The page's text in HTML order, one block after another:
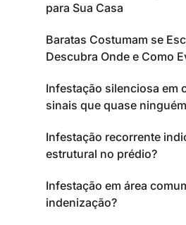
para Sua Casa
Baratas Costumam se
Descubra Onde e Como
Infestação silenciosa em
sinais que quase
Infestação recorrente
estrutural no prédio?
Infestação em área
indenização?